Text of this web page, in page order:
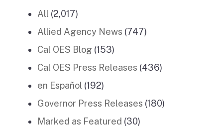
All (2,017)
Allied Agency News (747)
Cal OES Blog (153)
Cal OES Press Releases (436)
en Español (192)
Governor Press Releases (180)
Marked as Featured (30)